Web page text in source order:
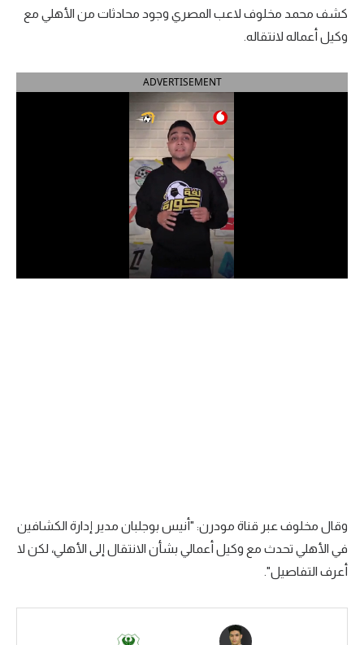
الدوري الإنجليزي الممتاز
الدوري السعودي للمحترفين
سعودي في الجول
الدوري الإنجليزي
كشف محمد مخلوف لاعب المصري وجود محادثات من الأهلي مع
وكيل أعماله لانتقاله.
ADVERTISEMENT
وقال مخلوف عبر قناة مودرن: "أنيس بوجلبان مدير إدارة الكشافين
في الأهلي تحدث مع وكيل أعمالي بشأن الانتقال إلى الأهلي، لكن لا
أعرف التفاصيل".